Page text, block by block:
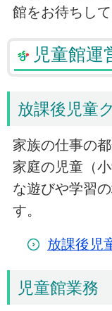
館をお待ちして
児童館運
放課後児童
家族の仕事の
家庭の児童（
な遊びや学習
す。
放課後児
児童館業務